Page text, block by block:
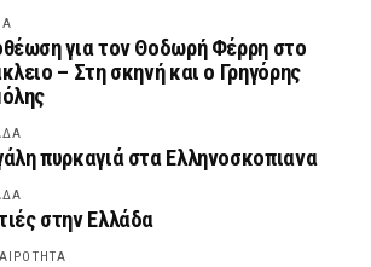
για τον Θοδωρή Φέρρη στο
– Στη σκηνή και ο Γρηγόρης
πυρκαγιά στα Ελληνοσκοπιανα
στην Ελλάδα